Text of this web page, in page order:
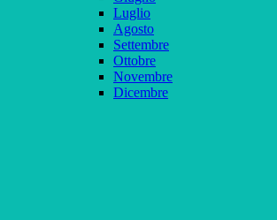
Luglio
Agosto
Settembre
Ottobre
Novembre
Dicembre